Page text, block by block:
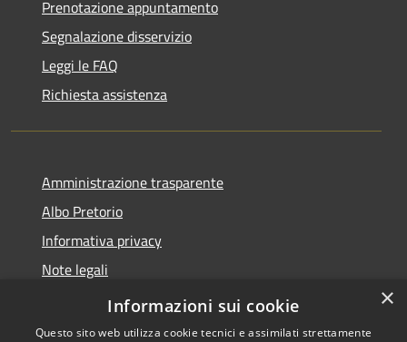
Prenotazione appuntamento
Segnalazione disservizio
Leggi le FAQ
Richiesta assistenza
Amministrazione trasparente
Albo Pretorio
Informativa privacy
Note legali
Dichiarazione di accessibilità
×
Informazioni sui cookie
Questo sito web utilizza cookie tecnici e assimilati strettamente